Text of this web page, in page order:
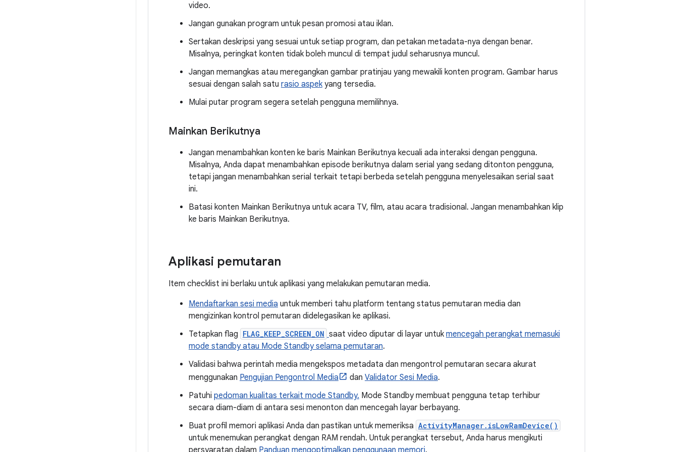
video.
Jangan gunakan program untuk pesan promosi atau iklan.
Sertakan deskripsi yang sesuai untuk setiap program, dan petakan metadata-nya dengan benar.
Misalnya, peringkat konten tidak boleh muncul di tempat judul seharusnya muncul.
Jangan memangkas atau meregangkan gambar pratinjau yang mewakili konten program. Gambar harus
sesuai dengan salah satu rasio aspekyang tersedia.
Mulai putar program segera setelah pengguna memilihnya.
Mainkan Berikutnya
Jangan menambahkan konten ke baris Mainkan Berikutnya kecuali ada interaksi dengan pengguna.
Misalnya, Anda dapat menambahkan episode berikutnya dalam serial yang sedang ditonton pengguna,
tetapi jangan menambahkan serial terkait tetapi berbeda setelah pengguna menyelesaikan serial saat
ini.
Batasi konten Mainkan Berikutnya untuk acara TV, film, atau acara tradisional. Jangan menambahkan klip
ke baris Mainkan Berikutnya.
Aplikasi pemutaran
Item checklist ini berlaku untuk aplikasi yang melakukan pemutaran media.
Mendaftarkan sesi media untuk memberi tahu platform tentang status pemutaran media dan
mengizinkan kontrol pemutaran didelegasikan ke aplikasi.
Tetapkan flag FLAG_KEEP_SCREEN_ON saat video diputar di layar untuk mencegah perangkat memasuki
mode standby atau Mode Standby selama pemutaran.
Validasi bahwa perintah media mengekspos metadata dan mengontrol pemutaran secara akurat
menggunakan Pengujian Pengontrol Media dan Validator Sesi Media.
Patuhi pedoman kualitas terkait mode Standby. Mode Standby membuat pengguna tetap terhibur
secara diam-diam di antara sesi menonton dan mencegah layar berbayang.
Buat profil memori aplikasi Anda dan pastikan untuk memeriksa ActivityManager.isLowRamDevice()
untuk menemukan perangkat dengan RAM rendah. Untuk perangkat tersebut, Anda harus mengikuti
persyaratan dalam Panduan mengoptimalkan penggunaan memori.